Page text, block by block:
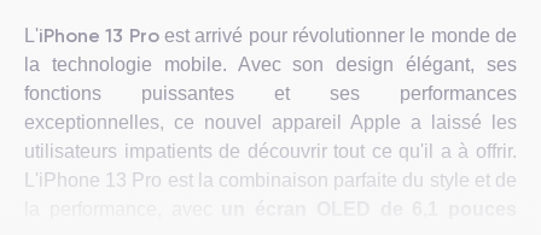
L'iPhone 13 Proest arrivé pour révolutionner le monde de
la technologie mobile. Avec son design élégant, ses
fonctions puissantes et ses performances
exceptionnelles, ce nouvel appareil Apple a laissé les
utilisateurs impatients de découvrir tout ce qu'il a à offrir.
L'iPhone 13 Pro est la combinaison parfaite du style et de